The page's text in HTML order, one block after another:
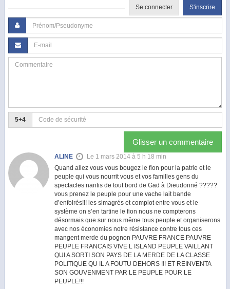
Se connecter S'inscrire
5+4
Glisser un commentaire
ALINE
Le 1 mars 2014 à 5 h 18 min
Quand allez vous vous bougez le fion pour la patrie et le
peuple qui vous nourrit vous et vos familles gens du
spectacles nantis de tout bord de Gad à Dieudonné ?????
vous prenez le peuple pour une vache lait bande
d’enfoirés!!! les simagrés et complot entre vous et le
système on s’en tartine le fion nous ne compterons
désormais que sur nous même tous peuple et organiserons
avec nos économies notre résistance contre tous ces
mangent merde du pognon PAUVRE FRANCE PAUVRE
PEUPLE FRANCAIS VIVE L ISLAND PEUPLE VAILLANT
QUI A SORTI SON PAYS DE LA MERDE DE LA CLASSE
POLITIQUE QU IL A FOUTU DEHORS !!! ET REINVENTA
SON GOUVENMENT PAR LE PEUPLE POUR LE
PEUPLE!!!